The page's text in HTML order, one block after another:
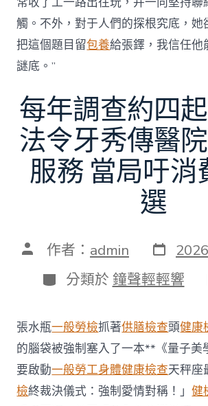
觸。不外，對于人們的探根究底，她
把這個題目留包養給張鐸，我信任他
謎底。”
每年調查約四
法令牙秀傳醫
服務 當局吁消
選
文 作者： admin 發
表
日
期
分
類
分類於 鐘聲輕輕響
張水瓶一般勞檢抓著供膳檢查頭健康
的腦袋被強制塞入了一本**《量子美
要啟動一般勞工身體健康檢查天秤座
檢終裁決儀式：強制愛情對稱！」健